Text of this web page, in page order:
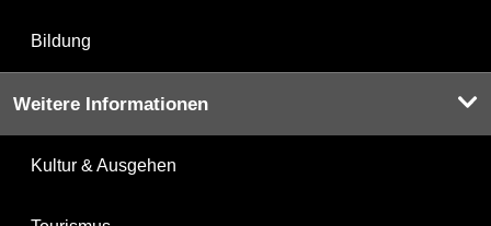
Bildung
Weitere Informationen
Kultur & Ausgehen